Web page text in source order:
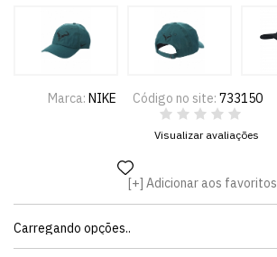
Marca: NIKE Código no site: 733150
Visualizar avaliações
Adicionar aos favoritos
Carregando opções..